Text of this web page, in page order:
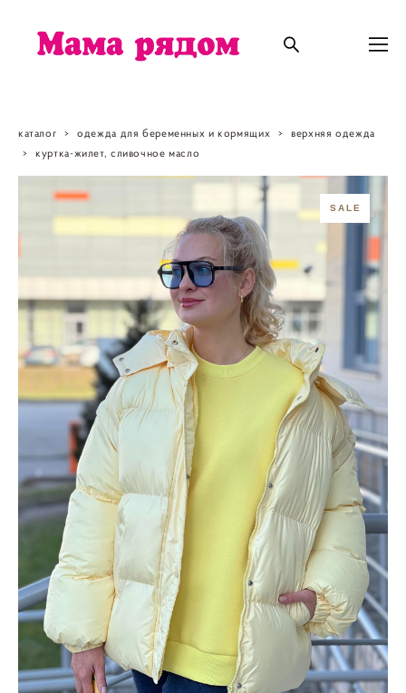
каталог > одежда для беременных и кормящих >
верхняя одежда
>
куртка-жилет, сливочное масло
SALE